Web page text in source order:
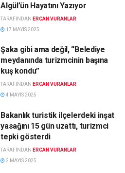
Algül’ün Hayatını Yazıyor
TARAFINDAN ERCAN VURANLAR
17 MAYIS 2025
Şaka gibi ama değil, “Belediye
meydanında turizmcinin başına
kuş kondu”
TARAFINDAN ERCAN VURANLAR
4 MAYIS 2025
Bakanlık turistik ilçelerdeki inşat
yasağını 15 gün uzattı, turizmci
tepki gösterdi
TARAFINDAN ERCAN VURANLAR
2 MAYIS 2025